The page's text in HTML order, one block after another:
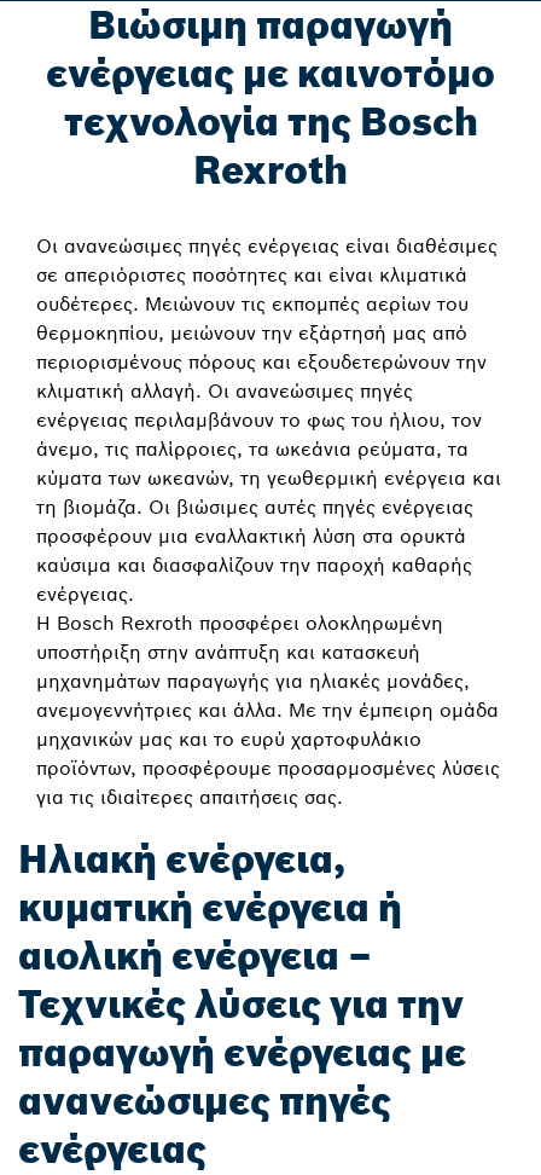
Βιώσιμη παραγωγή
ενέργειας με καινοτόμο
τεχνολογία της Bosch
Rexroth
Οι ανανεώσιμες πηγές ενέργειας είναι διαθέσιμες
σε απεριόριστες ποσότητες και είναι κλιματικά
ουδέτερες. Μειώνουν τις εκπομπές αερίων του
θερμοκηπίου, μειώνουν την εξάρτησή μας από
περιορισμένους πόρους και εξουδετερώνουν την
κλιματική αλλαγή. Οι ανανεώσιμες πηγές
ενέργειας περιλαμβάνουν το φως του ήλιου, τον
άνεμο, τις παλίρροιες, τα ωκεάνια ρεύματα, τα
κύματα των ωκεανών, τη γεωθερμική ενέργεια και
τη βιομάζα. Οι βιώσιμες αυτές πηγές ενέργειας
προσφέρουν μια εναλλακτική λύση στα ορυκτά
καύσιμα και διασφαλίζουν την παροχή καθαρής
ενέργειας.
Η Bosch Rexroth προσφέρει ολοκληρωμένη
υποστήριξη στην ανάπτυξη και κατασκευή
μηχανημάτων παραγωγής για ηλιακές μονάδες,
ανεμογεννήτριες και άλλα. Με την έμπειρη ομάδα
μηχανικών μας και το ευρύ χαρτοφυλάκιο
προϊόντων, προσφέρουμε προσαρμοσμένες λύσεις
για τις ιδιαίτερες απαιτήσεις σας.
Ηλιακή ενέργεια,
κυματική ενέργεια ή
αιολική ενέργεια –
Τεχνικές λύσεις για την
παραγωγή ενέργειας με
ανανεώσιμες πηγές
ενέργειας